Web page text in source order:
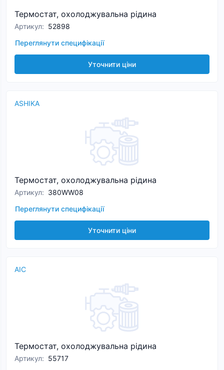
Термостат, охолоджувальна рідина
Артикул: 52898
Переглянути специфікації
Уточнити ціни
ASHIKA
Термостат, охолоджувальна рідина
Артикул: 380WW08
Переглянути специфікації
Уточнити ціни
AIC
Термостат, охолоджувальна рідина
Артикул: 55717